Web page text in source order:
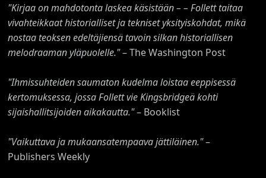
"Kirjaa on mahdotonta laskea käsistään – – Follett taitaa
vivahteikkaat historialliset ja tekniset yksityiskohdat, mikä
nostaa teoksen edeltäjiensä tavoin silkan historiallisen
melodraaman yläpuolelle."– The Washington Post
"Ihmissuhteiden saumaton kudelma loistaa eeppisessä
kertomuksessa, jossa Follett vie Kingsbridgeä kohti
sijaishallitsijoiden aikakautta."– Booklist
"Vaikuttava ja mukaansatempaava jättiläinen."–
Publishers Weekly